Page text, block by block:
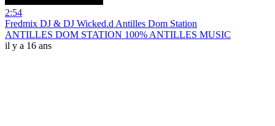
2:54
Fredmix DJ & DJ Wicked.d Antilles Dom Station
ANTILLES DOM STATION 100% ANTILLES MUSIC
il y a 16 ans